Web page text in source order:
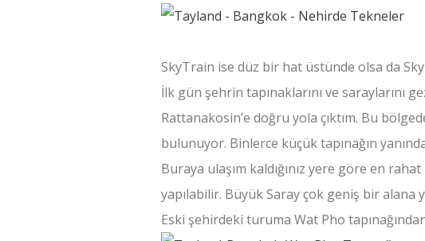
SkyTrain ise düz bir hat üstünde olsa da
İlk gün şehrin tapınaklarını ve saraylarını
Rattanakosin’e doğru yola çıktım. Bu
bulunuyor. Binlerce küçük tapınağın
Buraya ulaşım kaldığınız yere göre en
yapılabilir. Büyük Saray çok geniş bir alana
Eski şehirdeki turuma Wat Pho